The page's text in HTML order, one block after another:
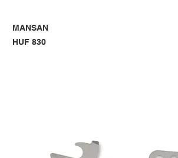
MANSAN
Price
HUF 830